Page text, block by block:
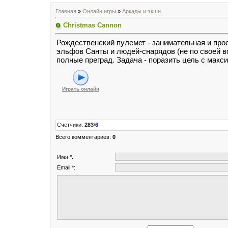
Главная » Онлайн игры » Аркады и экшн
Christmas Cannon
Рождественский пулемет - занимательная и
эльфов Санты и людей-снарядов (не по своей
полные преград. Задача - поразить цель с
Играть онлайн
Счетчики: 283/6
Всего комментариев: 0
Имя *:
Email *: